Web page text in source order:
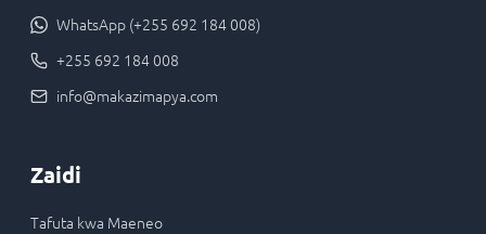
WhatsApp (+255 692 184 008)
+255 692 184 008
info@makazimapya.com
Zaidi
Tafuta kwa Maeneo